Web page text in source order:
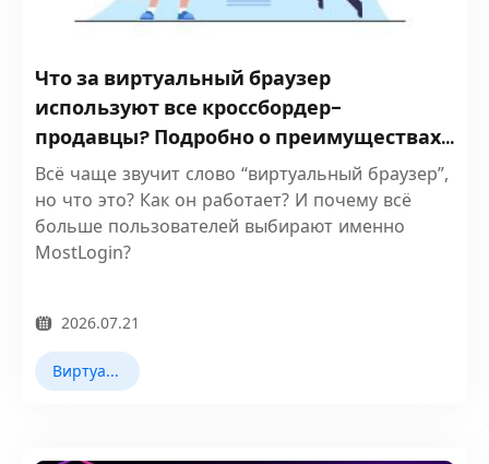
Что за виртуальный браузер
используют все кроссбордер-
продавцы? Подробно о преимуществах
MostLogin
Всё чаще звучит слово “виртуальный браузер”,
но что это? Как он работает? И почему всё
больше пользователей выбирают именно
MostLogin?
2026.07.21
Виртуальный браузер